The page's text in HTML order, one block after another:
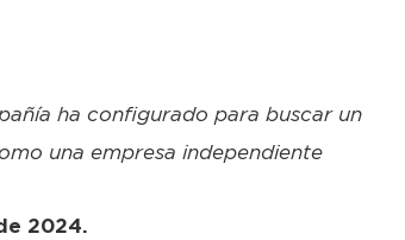
ha configurado para buscar un
una empresa independiente
2024.